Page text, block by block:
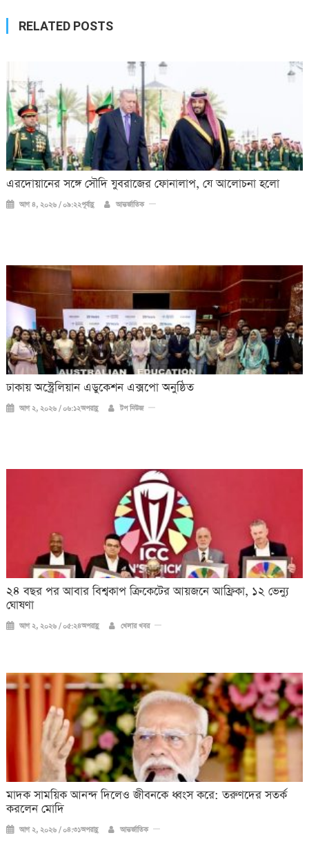
RELATED POSTS
এরদোয়ানের সঙ্গে সৌদি যুবরাজের ফোনালাপ, যে আলোচনা হলো
আগ ৪, ২০২৬ / ০৯:২২পূর্বাহ্ণ আন্তর্জাতিক
ঢাকায় অস্ট্রেলিয়ান এডুকেশন এক্সপো অনুষ্ঠিত
আগ ২, ২০২৬ / ০৬:১২অপরাহ্ণ টপ নিউজ
২৪ বছর পর আবার বিশ্বকাপ ক্রিকে‌টের আয়জনে আফ্রিকা, ১২ ভেন্যু
ঘোষণা
আগ ২, ২০২৬ / ০৫:২৪অপরাহ্ণ খেলার খবর
মাদক সাময়িক আনন্দ দিলেও জীবনকে ধ্বংস করে: তরুণদের সতর্ক
করলেন মোদি
আগ ২, ২০২৬ / ০৪:৩১অপরাহ্ণ আন্তর্জাতিক